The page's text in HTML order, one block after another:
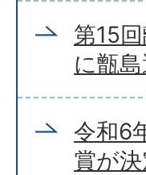
第15
に甑
令和6
賞が